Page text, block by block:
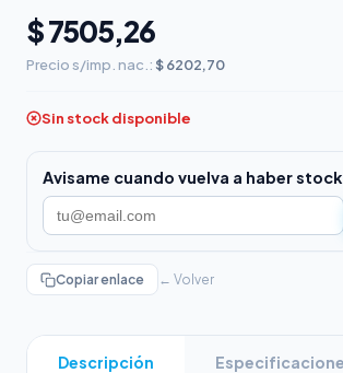
$ 7505,26
Precio s/imp. nac.: $ 6202,70
Sin stock disponible
Avisame cuando vuelva a haber stock
Copiar enlace ← Volver
Descripción